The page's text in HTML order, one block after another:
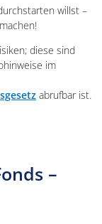
willst –
diese sind
im
abrufbar ist.
–